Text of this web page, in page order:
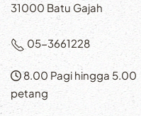
31000 Batu Gajah
05-3661228
8.00 Pagi hingga 5.00
petang